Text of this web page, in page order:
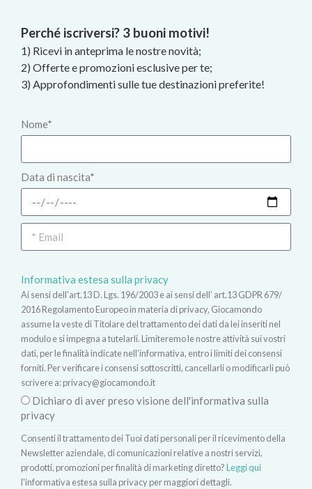
Perché iscriversi? 3 buoni motivi!
1) Ricevi in anteprima le nostre novità;
2) Offerte e promozioni esclusive per te;
3) Approfondimenti sulle tue destinazioni preferite!
Nome*
Data di nascita*
Informativa estesa sulla privacy
Ai sensi dell’art.13 D. Lgs. 196/2003 e ai sensi dell’ art.13 GDPR 679/
2016 Regolamento Europeo in materia di privacy, Giocamondo
assume la veste di Titolare del trattamento dei dati da lei inseriti nel
modulo e si impegna a tutelarli. Limiteremo le nostre attività sui vostri
dati, per le finalità indicate nell’informativa, entro i limiti dei consensi
forniti. Per verificare i consensi sottoscritti, cancellarli o modificarli può
scrivere a:privacy@giocamondo.it
Dichiaro di aver preso visione dell'informativa sulla
privacy
Consenti il trattamento dei Tuoi dati personali per il ricevimento della
Newsletter aziendale, di comunicazioni relative a nostri servizi,
prodotti, promozioni per finalità di marketing diretto?Leggi qui
l'informativa estesa sulla privacy per maggiori dettagli.